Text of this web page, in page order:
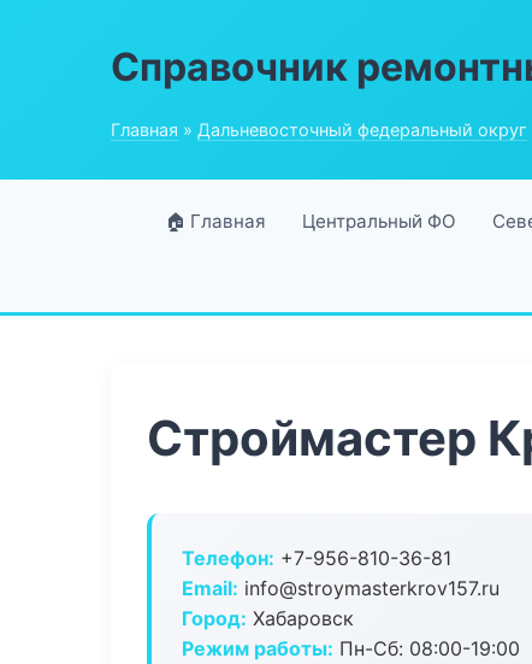
Справочник
Главная » Дальневосточный федеральный округ
🏠 Главная Центральный ФО
Строймастер
Телефон: +7-956-810-36-81
Email: info@stroymasterkrov157.ru
Город: Хабаровск
Режим работы: Пн-Сб: 08:00-19:00